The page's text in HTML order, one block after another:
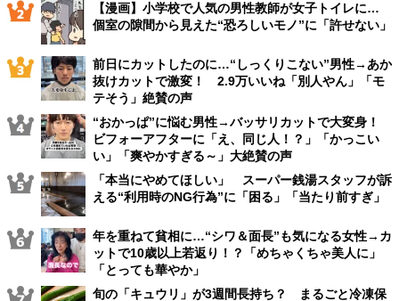
【漫画】小学校で人気の男性教師が女子トイレに…
個室の隙間から見えた“恐ろしいモノ”に「許せない」
前日にカットしたのに…“しっくりこない”男性→あか
抜けカットで激変！ 2.9万いいね「別人やん」「モ
テそう」絶賛の声
“おかっぱ”に悩む男性→バッサリカットで大変身！
ビフォーアフターに「え、同じ人！？」「かっこい
い」「爽やかすぎる～」大絶賛の声
「本当にやめてほしい」 スーパー銭湯スタッフが訴
える“利用時のNG行為”に「困る」「当たり前すぎ」
年を重ねて貧相に…“シワ＆面長”も気になる女性→カ
ットで10歳以上若返り！？「めちゃくちゃ美人に」
「とっても華やか」
旬の「キュウリ」が3週間長持ち？ まるごと冷凍保